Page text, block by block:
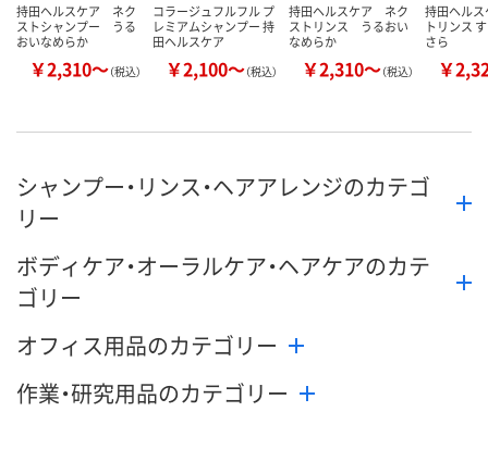
持田ヘルスケア ネク
ストシャンプー うる
おいなめらか
￥2,310～（税込）
コラージュフルフル プ
レミアムシャンプー 持
田ヘルスケア
￥2,100～（税込）
持田ヘルスケア ネク
ストリンス うるおい
なめらか
￥2,310～（税込）
持田ヘル
トリンス
さら
￥
シャンプー・リンス・ヘアアレンジのカテゴ
リー
ボディケア・オーラルケア・ヘアケアのカテ
ゴリー
オフィス用品のカテゴリー
作業・研究用品のカテゴリー